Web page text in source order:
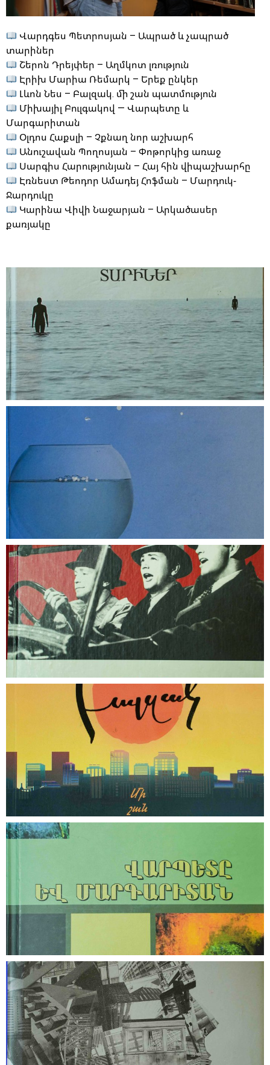
Վարդգես Պետրոսյան – Ապրած և չապրած
տարիներ
Շերոն Դրեյփեր – Աղմկոտ լռություն
Էրիխ Մարիա Ռեմարկ – Երեք ընկեր
Լևոն Նես – Բալզակ. մի շան պատմություն
Միխայիլ Բուլգակով — Վարպետը և
Մարգարիտան
Օլդոս Հաքսլի – Չքնաղ նոր աշխարհ
Անուշավան Պողոսյան – Փոթորկից առաջ
Սարգիս Հարությունյան – Հայ հին վիպաշխարհը
Էռնեստ Թեոդոր Ամադեյ Հոֆման – Մարդուկ-
Ջարդուկը
Կարինա Վիվի Նաջարյան – Արկածասեր
քառյակը